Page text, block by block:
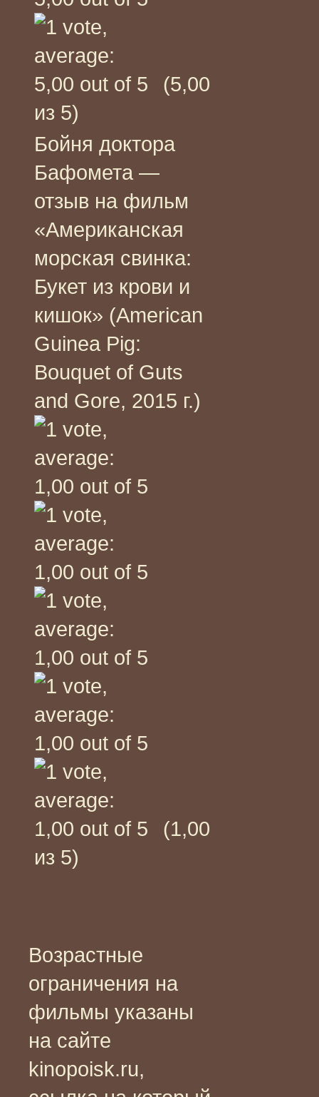
(5,00
из 5)
Бойня доктора
Бафомета —
отзыв на фильм
«Американская
морская свинка:
Букет из крови и
кишок» (American
Guinea Pig:
Bouquet of Guts
and Gore, 2015 г.)
(1,00
из 5)
Возрастные
ограничения на
фильмы указаны
на сайте
kinopoisk.ru,